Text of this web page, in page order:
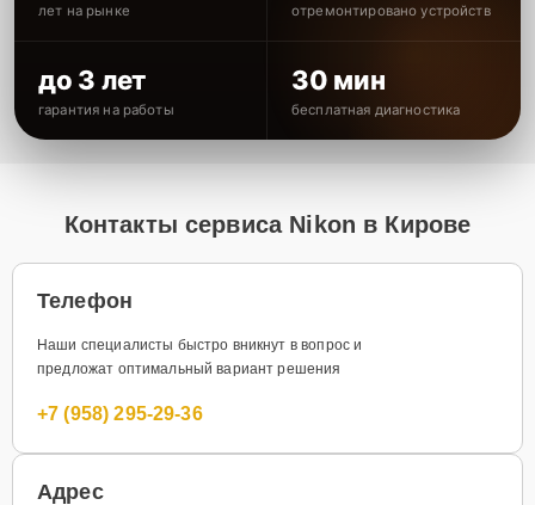
лет на рынке отремонтировано устройств
до 3 лет
гарантия на работы
30 мин
бесплатная диагностика
Контакты сервиса Nikon в Кирове
Телефон
Наши специалисты быстро вникнут в вопрос и
предложат оптимальный вариант решения
+7 (958) 295-29-36
Адрес